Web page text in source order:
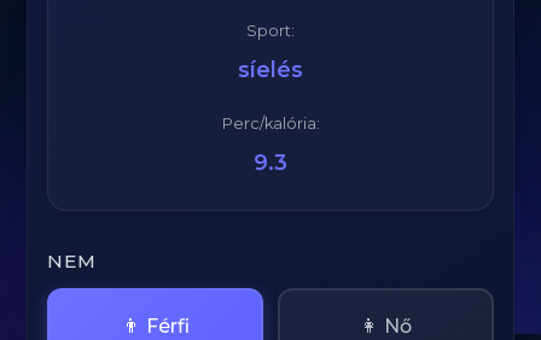
Sport:
síelés
Perc/kalória:
9.3
NEM
👨 Férfi 👩 Nő